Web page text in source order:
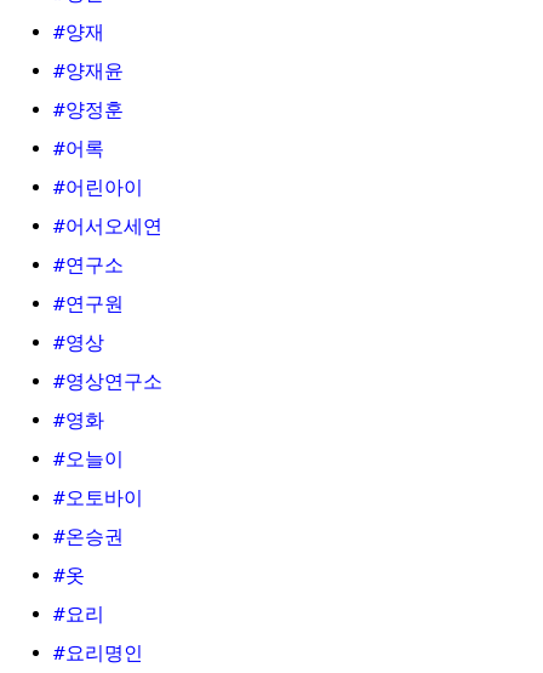
#양재
#양재윤
#양정훈
#어록
#어린아이
#어서오세연
#연구소
#연구원
#영상
#영상연구소
#영화
#오늘이
#오토바이
#온승권
#옷
#요리
#요리명인